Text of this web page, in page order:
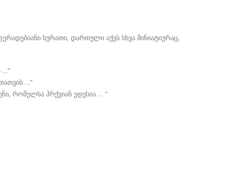
სურათი, დართული აქვს სხვა მინიატიურაც,
…“
…“
რომელსა ჰრქვიან ედესია … “